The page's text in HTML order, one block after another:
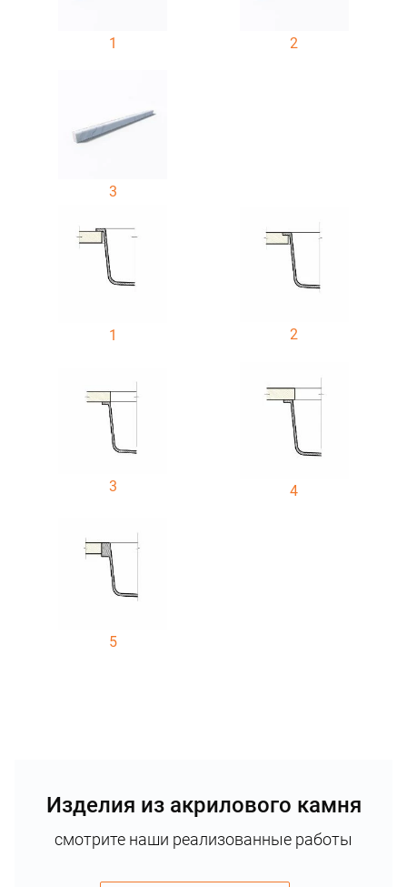
1 2
3
1 2
3 4
5
Изделия из акрилового камня
смотрите наши реализованные работы